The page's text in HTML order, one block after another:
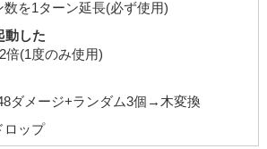
数を1ターン延長(必ず使用)
動した
倍(1度のみ使用)
ダメージ+ランダム3個→木変換
ロップ